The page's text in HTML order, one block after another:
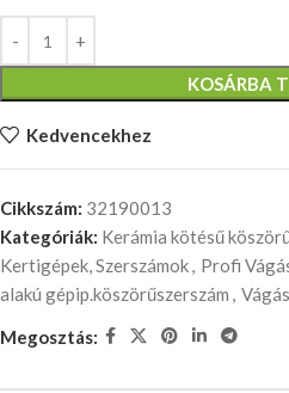
KOSÁRBA
Kedvencekhez
Cikkszám: 32190013
Kategóriák: Kerámia kötésű
Kertigépek, Szerszámok, Profi
alakú gépip.köszörűszerszám ,
Megosztás: